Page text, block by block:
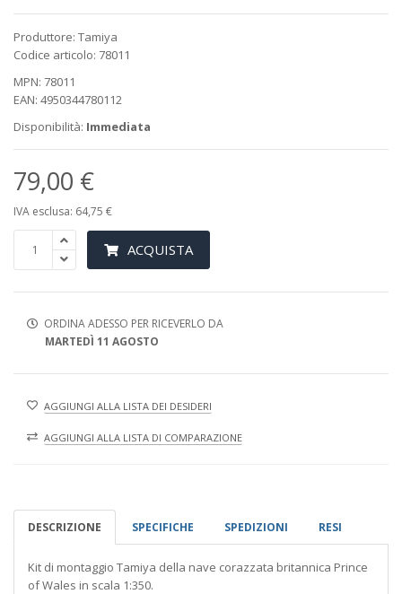
Produttore: Tamiya
Codice articolo: 78011
MPN: 78011
EAN: 4950344780112
Disponibilità: Immediata
79,00 €
IVA esclusa: 64,75 €
ACQUISTA
ORDINA ADESSO PER RICEVERLO DA
MARTEDÌ 11 AGOSTO
AGGIUNGI ALLA LISTA DEI DESIDERI
AGGIUNGI ALLA LISTA DI COMPARAZIONE
DESCRIZIONE SPECIFICHE SPEDIZIONI RESI
Kit di montaggio Tamiya della nave corazzata britannica Prince
of Wales in scala 1:350.